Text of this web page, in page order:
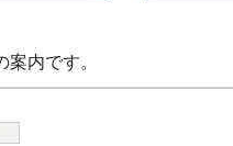
内です。